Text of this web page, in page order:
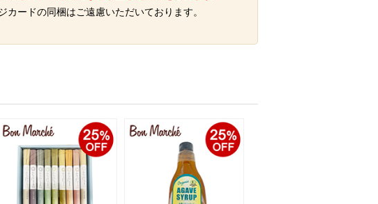
ードの同梱はご遠慮いただいております。